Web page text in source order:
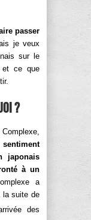
passer
je veux
sur le
et ce que
?
sentiment
japonais
à un
a
la suite de
des